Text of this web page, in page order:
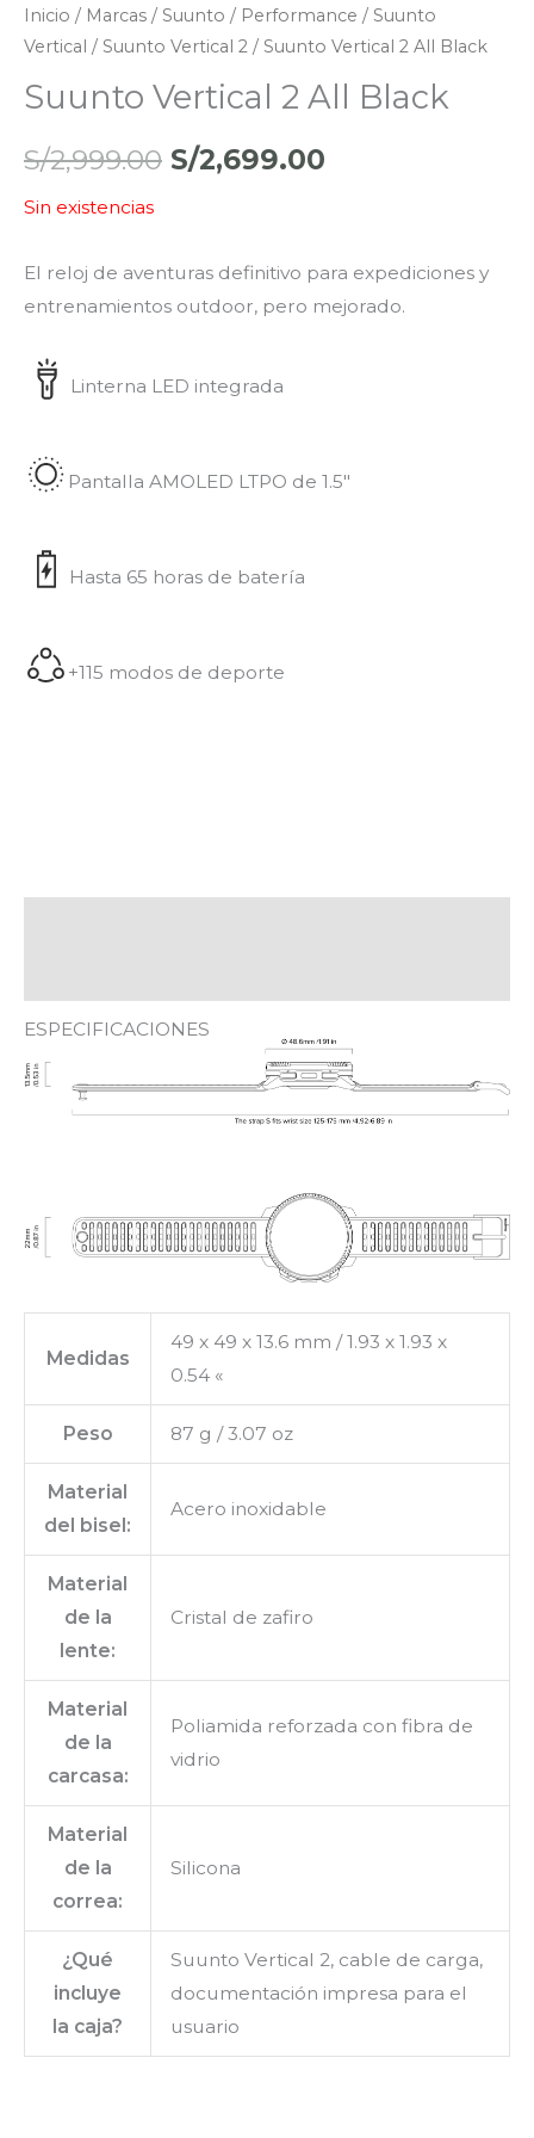
Inicio / Marcas / Suunto / Performance / Suunto
Vertical / Suunto Vertical 2 / Suunto Vertical 2 All Black
Suunto Vertical 2 All Black
S/2,999.00 S/2,699.00
Sin existencias
El reloj de aventuras definitivo para expediciones y
entrenamientos outdoor, pero mejorado.
Linterna LED integrada
Pantalla AMOLED LTPO de 1.5″
Hasta 65 horas de batería
+115 modos de deporte
ESPECIFICACIONES
Medidas
49 x 49 x 13.6 mm / 1.93 x 1.93 x
0.54 «
Peso 87 g / 3.07 oz
Material
del bisel:
Acero inoxidable
Material
de la
lente:
Cristal de zafiro
Material
de la
carcasa:
Poliamida reforzada con fibra de
vidrio
Material
de la
correa:
Silicona
¿Qué
incluye
la caja?
Suunto Vertical 2, cable de carga,
documentación impresa para el
usuario